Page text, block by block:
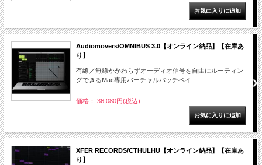
Audiomovers/OMNIBUS 3.0【オンライン納品】【在庫あ
り】
有線／無線かかわらずオーディオ信号を自由にルーティン
グできるMac専用バーチャルパッチベイ
価格： 36,080円(税込)
XFER RECORDS/CTHULHU【オンライン納品】【在庫あ
り】